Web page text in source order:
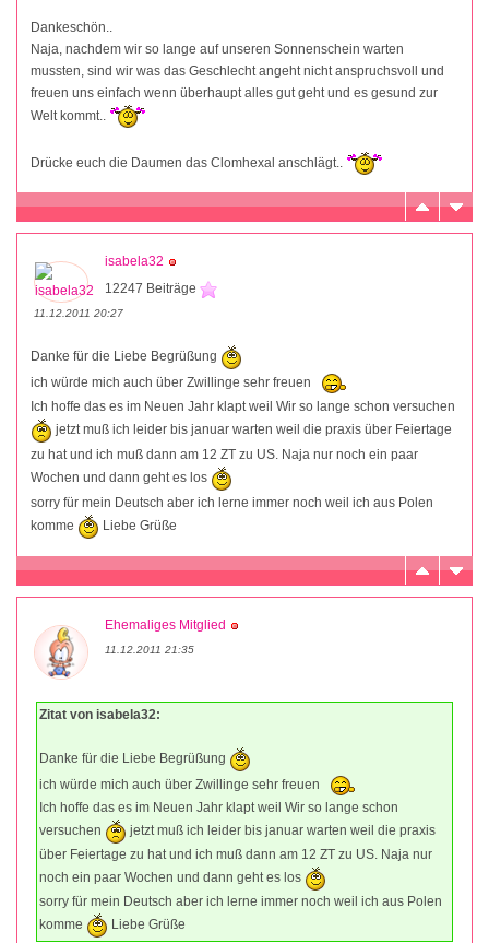
Dankeschön..
Naja, nachdem wir so lange auf unseren Sonnenschein warten
mussten, sind wir was das Geschlecht angeht nicht anspruchsvoll und
freuen uns einfach wenn überhaupt alles gut geht und es gesund zur
Welt kommt..
Drücke euch die Daumen das Clomhexal anschlägt..
isabela32
12247 Beiträge
11.12.2011 20:27
Danke für die Liebe Begrüßung
ich würde mich auch über Zwillinge sehr freuen
Ich hoffe das es im Neuen Jahr klapt weil Wir so lange schon versuchen
jetzt muß ich leider bis januar warten weil die praxis über Feiertage
zu hat und ich muß dann am 12 ZT zu US. Naja nur noch ein paar
Wochen und dann geht es los
sorry für mein Deutsch aber ich lerne immer noch weil ich aus Polen
komme
Liebe Grüße
Ehemaliges Mitglied
11.12.2011 21:35
Zitat von isabela32:
Danke für die Liebe Begrüßung
ich würde mich auch über Zwillinge sehr freuen
Ich hoffe das es im Neuen Jahr klapt weil Wir so lange schon
versuchen
jetzt muß ich leider bis januar warten weil die praxis
über Feiertage zu hat und ich muß dann am 12 ZT zu US. Naja nur
noch ein paar Wochen und dann geht es los
sorry für mein Deutsch aber ich lerne immer noch weil ich aus Polen
komme
Liebe Grüße